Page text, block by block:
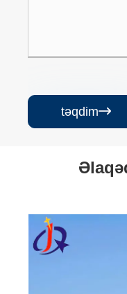
təqdim